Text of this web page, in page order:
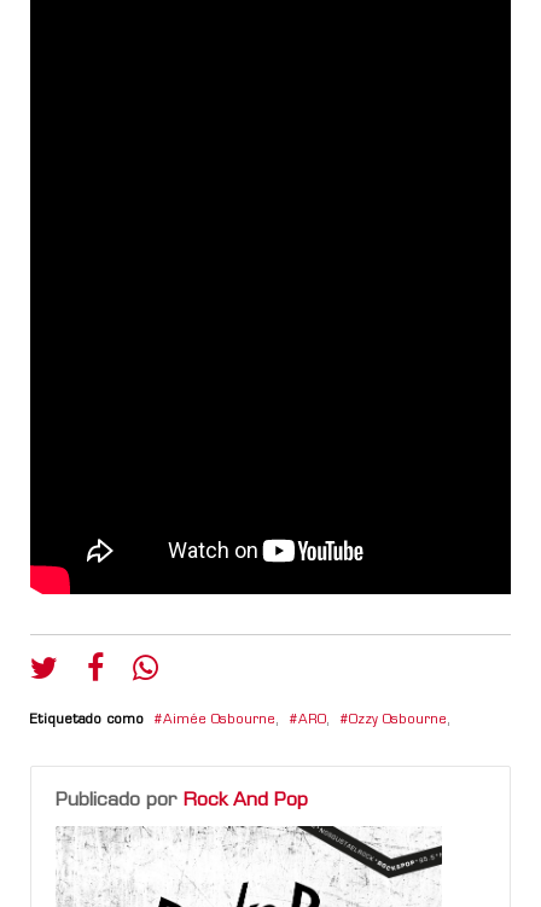
Etiquetado como Aimée Osbourne, ARO, Ozzy Osbourne,
Publicado por Rock And Pop